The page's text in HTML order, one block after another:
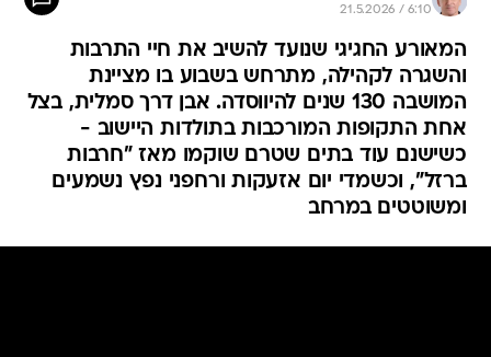
21.5.2026 / 6:10
המאורע החגיגי שנועד להשיב את חיי התרבות
והשגרה לקהילה, מתרחש בשבוע בו מציינת
המושבה 130 שנים להיווסדה. אבן דרך סמלית, בצל
אחת התקופות המורכבות בתולדות היישוב -
כשישנם עוד בתים שטרם שוקמו מאז "חרבות
ברזל", וכשמדי יום אזעקות ורחפני נפץ נשמעים
ומשוטטים במרחב